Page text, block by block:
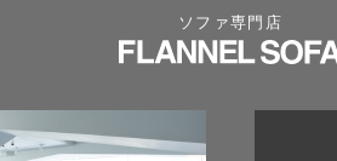
ソファ専門店